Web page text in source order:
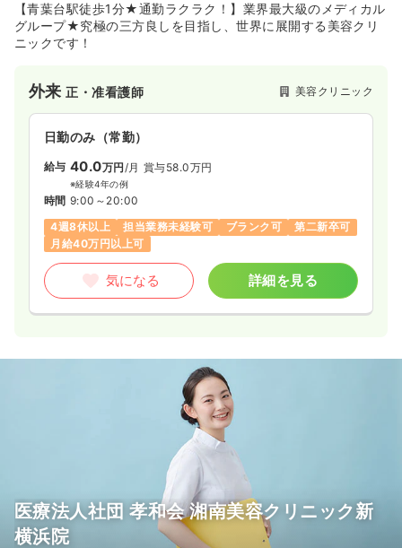
【青葉台駅徒歩1分★通勤ラクラク！】業界最大級のメディカル
グループ★究極の三方良しを目指し、世界に展開する美容クリ
ニックです！
外来正・准看護師 美容クリニック
日勤のみ（常勤）
給与 40.0万円/月 賞与58.0万円
※経験4年の例
時間 9:00～20:00
4週8休以上
担当業務未経験可 ブランク可
第二新卒可
月給40万円以上可
気になる 詳細を見る
医療法人社団 孝和会 湘南美容クリニック新
横浜院